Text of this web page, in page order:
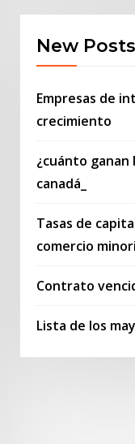
New Posts
Empresas de
crecimiento
¿cuánto
canadá_
Tasas de
comercio
Contrato
Lista de los